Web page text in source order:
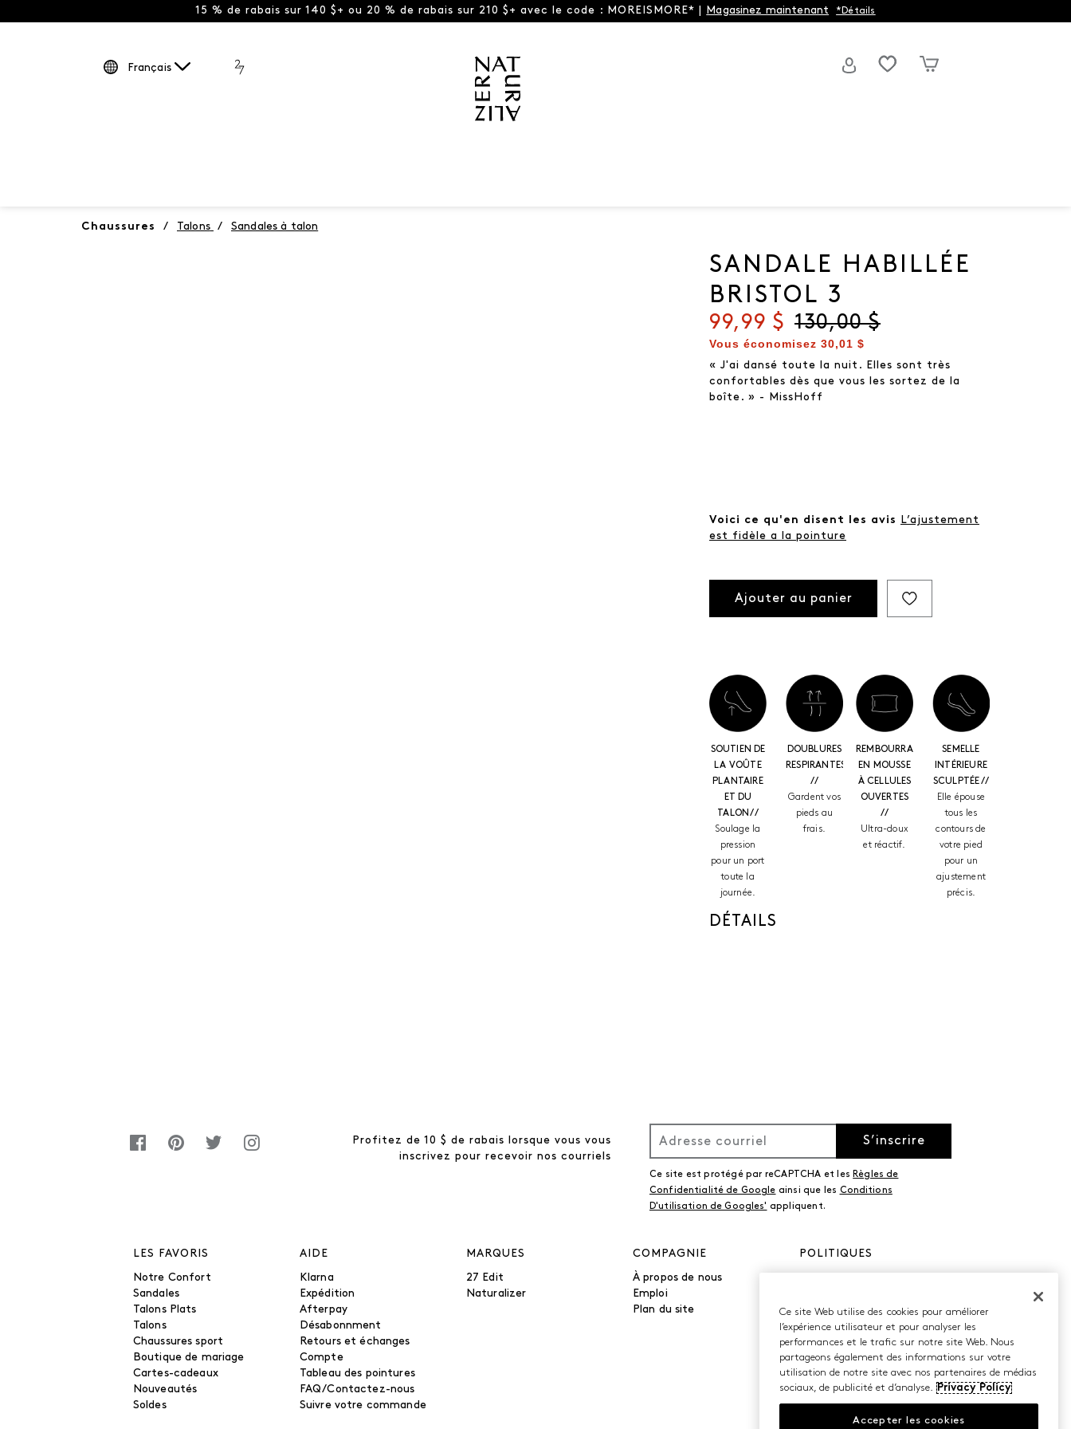
15 % de rabais sur 140 $+ ou 20 % de rabais sur 210 $+ avec le code : MOREISMORE* | Magasinez maintenant *Détails
Français
Chaussures / Talons / Sandales à talon
SANDALE HABILLÉE
BRISTOL 3
Prix actuel
99,99 $ Prix d'origine
130,00 $
Vous économisez 30,01 $
« J'ai dansé toute la nuit. Elles sont très
confortables dès que vous les sortez de la
boîte. » - MissHoff
Voici ce qu'en disent les avis L’ajustement
est fidèle a la pointure
Ajouter au panier
SOUTIEN DE
LA VOÛTE
PLANTAIRE
ET DU
TALON //
Soulage la
pression
pour un port
toute la
journée.
DOUBLURES
RESPIRANTES
//
Gardent vos
pieds au
frais.
REMBOURRAGE
EN MOUSSE
À CELLULES
OUVERTES
//
Ultra-doux
et réactif.
SEMELLE
INTÉRIEURE
SCULPTÉE //
Elle épouse
tous les
contours de
votre pied
pour un
ajustement
précis.
DÉTAILS
Profitez de 10 $ de rabais lorsque vous vous
inscrivez pour recevoir nos courriels
S’inscrire
Ce site est protégé par reCAPTCHA et les Règles de
Confidentialité de Google ainsi que les Conditions
D'utilisation de Googles' appliquent.
LES FAVORIS
Notre Confort
Sandales
Talons Plats
Talons
Chaussures sport
Boutique de mariage
Cartes-cadeaux
Nouveautés
Soldes
AIDE
Klarna
Expédition
Afterpay
Désabonnment
Retours et échanges
Compte
Tableau des pointures
FAQ/Contactez-nous
Suivre votre commande
MARQUES
27 Edit
Naturalizer
COMPAGNIE
À propos de nous
Emploi
Plan du site
POLITIQUES
Conditions d’utilisation
Accessibilité
Ce site Web utilise des cookies pour améliorer
l’expérience utilisateur et pour analyser les
performances et le trafic sur notre site Web. Nous
partageons également des informations sur votre
utilisation de notre site avec nos partenaires de médias
sociaux, de publicité et d’analyse.
Privacy Policy
Accepter les cookies